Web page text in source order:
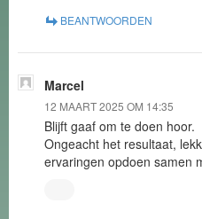
BEANTWOORDEN
Marcel
12 MAART 2025 OM 14:35
Blijft gaaf om te doen hoor.
Ongeacht het resultaat,
ervaringen opdoen samen